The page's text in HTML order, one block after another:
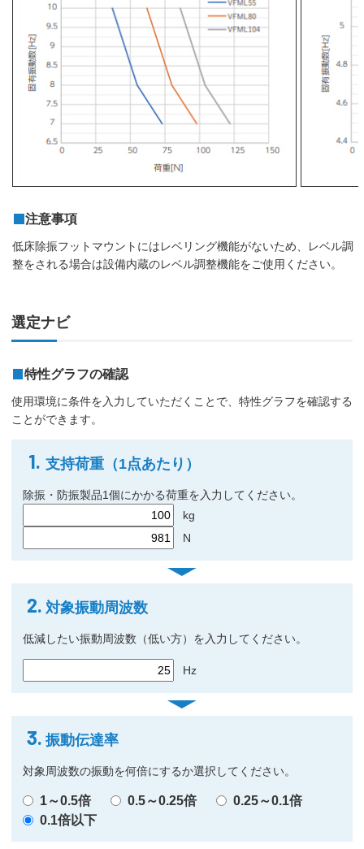
注意事項
低床除振フットマウントにはレベリング機能がないため、レベル調
整をされる場合は設備内蔵のレベル調整機能をご使用ください。
選定ナビ
特性グラフの確認
使用環境に条件を入力していただくことで、特性グラフを確認する
ことができます。
1. 支持荷重（1点あたり）
除振・防振製品1個にかかる荷重を入力してください。
kg
N
2. 対象振動周波数
低減したい振動周波数（低い方）を入力してください。
Hz
3. 振動伝達率
対象周波数の振動を何倍にするか選択してください。
1～0.5倍 0.5～0.25倍
0.25～0.1倍
0.1倍以下